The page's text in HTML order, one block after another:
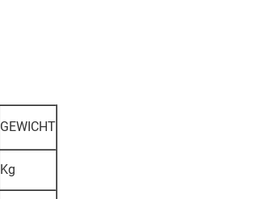
GEWICHT
Kg